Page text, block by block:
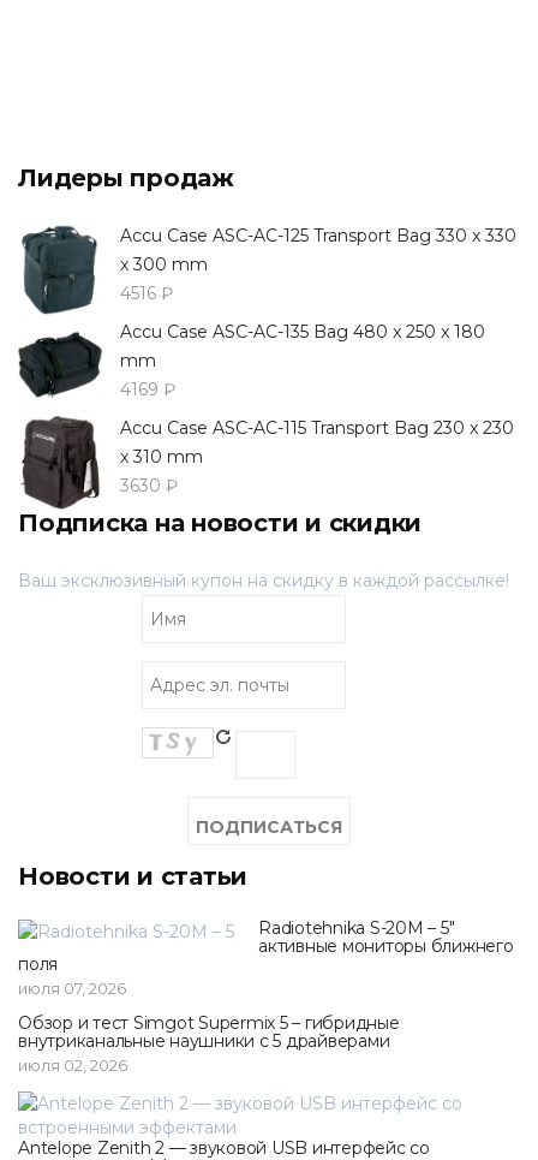
Лидеры продаж
Accu Case ASC-AC-125 Transport Bag 330 x 330
x 300 mm
4516 ₽
Accu Case ASC-AC-135 Bag 480 x 250 x 180
mm
4169 ₽
Accu Case ASC-AC-115 Transport Bag 230 x 230
x 310 mm
3630 ₽
Подписка на новости и скидки
Ваш эксклюзивный купон на скидку в каждой рассылке!
Новости и статьи
Radiotehnika S-20M – 5"
активные мониторы ближнего
поля
июля 07, 2026
Обзор и тест Simgot Supermix 5 – гибридные
внутриканальные наушники с 5 драйверами
июля 02, 2026
Antelope Zenith 2 — звуковой USB интерфейс со